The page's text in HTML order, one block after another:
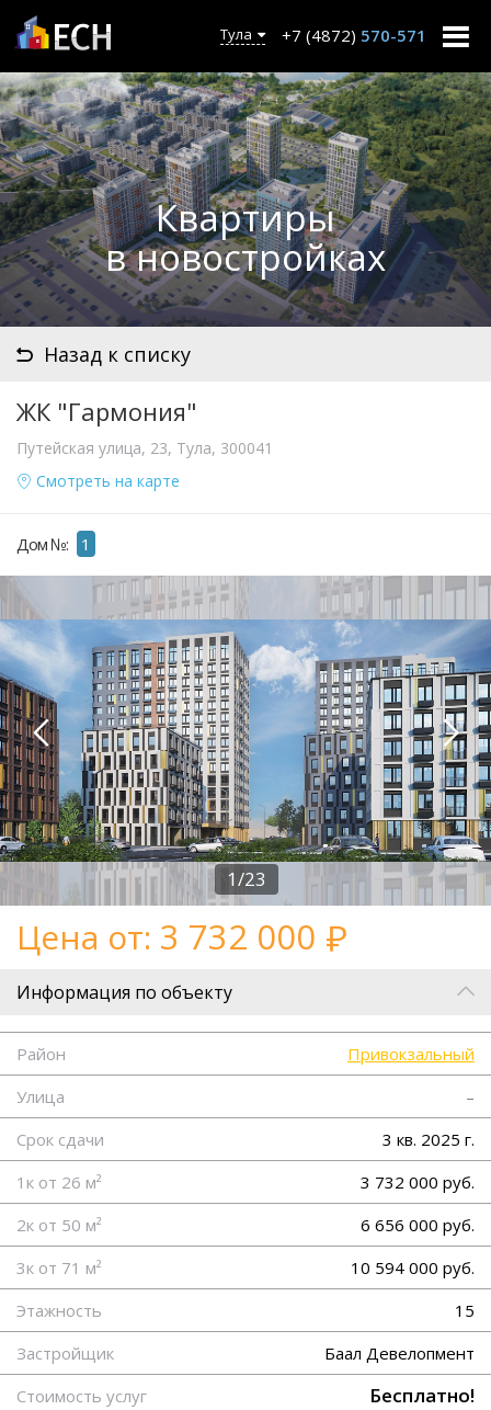
Тула +7 (4872) 570-571
Квартиры
в новостройках
Назад к списку
ЖК "Гармония"
Путейская улица, 23, Тула, 300041
Смотреть на карте
Дом №: 1
1/23
Цена от: 3 732 000
Информация по объекту
Район
Привокзальный
Улица
–
Срок сдачи
3 кв. 2025 г.
1к от 26 м²
3 732 000 руб.
2к от 50 м²
6 656 000 руб.
3к от 71 м²
10 594 000 руб.
Этажность
15
Застройщик
Баал Девелопмент
Стоимость услуг
Бесплатно!